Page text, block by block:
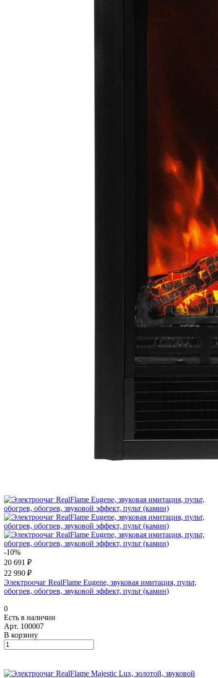
-10%
20 691 ₽
22 990 ₽
Электроочаг RealFlame Eugene, звуковая имитация, пульт,
обогрев, обогрев, звуковой эффект, пульт (камин)
0
Есть в наличии
Арт. 100007
В корзину